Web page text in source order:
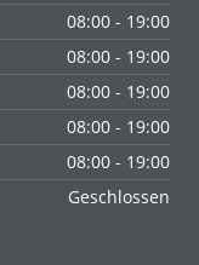
08:00 - 19:00
08:00 - 19:00
08:00 - 19:00
08:00 - 19:00
08:00 - 19:00
Geschlossen